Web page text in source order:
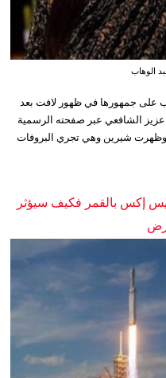
الوهاب
على جمهورها في ظهور لافت بعد
الشافعي عبر صفحته الرسمية
شيرين وهي تجري البروفات
إكس بالقمر فكيف سيؤثر